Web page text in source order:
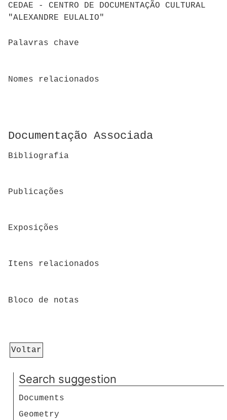
CEDAE - CENTRO DE DOCUMENTAÇÃO CULTURAL
"ALEXANDRE EULALIO"
Palavras chave
Nomes relacionados
Documentação Associada
Bibliografia
Publicações
Exposições
Itens relacionados
Bloco de notas
Voltar
Search suggestion
Documents
Geometry